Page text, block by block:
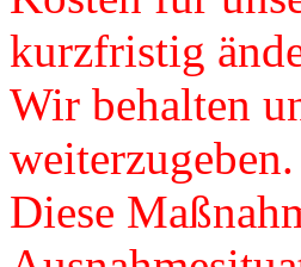
kurzfristig
Wir behalten
weiterzugeben.
Diese